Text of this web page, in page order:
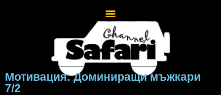
Мотивация: Доминиращи мъжкари
7/2